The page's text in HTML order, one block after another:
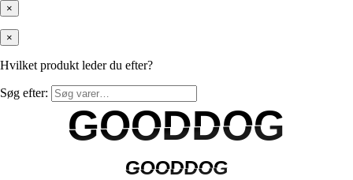
×
×
Hvilket produkt leder du efter?
Søg efter:
GOODDOG
GOODDOG
GOODDOG
GOODDOG